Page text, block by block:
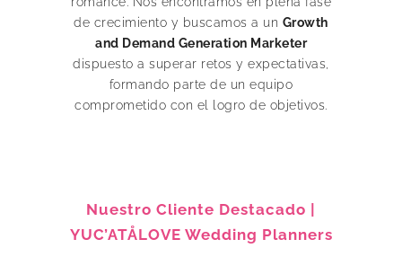
de crecimiento y buscamos a un Growth
and Demand Generation Marketer
dispuesto a superar retos y expectativas,
formando parte de un equipo
comprometido con el logro de objetivos.
Nuestro Cliente Destacado |
YUC’ATÅLOVE Wedding Planners